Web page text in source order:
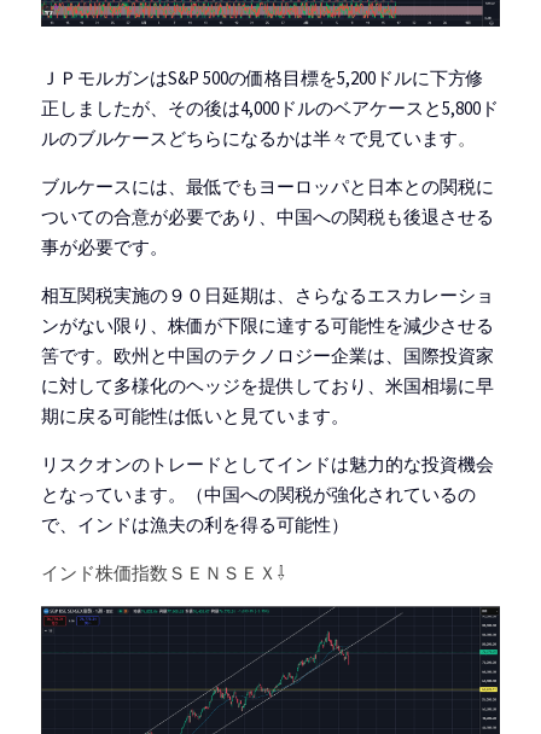
ＪＰモルガンはS&P 500の価格目標を5,200ドルに下方修
正しましたが、その後は4,000ドルのベアケースと5,800ド
ルのブルケースどちらになるかは半々で見ています。
ブルケースには、最低でもヨーロッパと日本との関税に
ついての合意が必要であり、中国への関税も後退させる
事が必要です。
相互関税実施の９０日延期は、さらなるエスカレーショ
ンがない限り、株価が下限に達する可能性を減少させる
筈です。欧州と中国のテクノロジー企業は、国際投資家
に対して多様化のヘッジを提供しており、米国相場に早
期に戻る可能性は低いと見ています。
リスクオンのトレードとしてインドは魅力的な投資機会
となっています。（中国への関税が強化されているの
で、インドは漁夫の利を得る可能性）
インド株価指数ＳＥＮＳＥＸ⇩